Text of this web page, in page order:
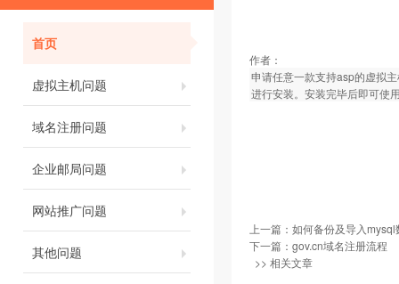
首页
虚拟主机问题
域名注册问题
企业邮局问题
网站推广问题
其他问题
作者：
申请任意一款支持asp的虚拟
进行安装。安装完毕后即可使
上一篇： 如何备份及导入
下一篇： gov.cn域名注册流程
>> 相关文章